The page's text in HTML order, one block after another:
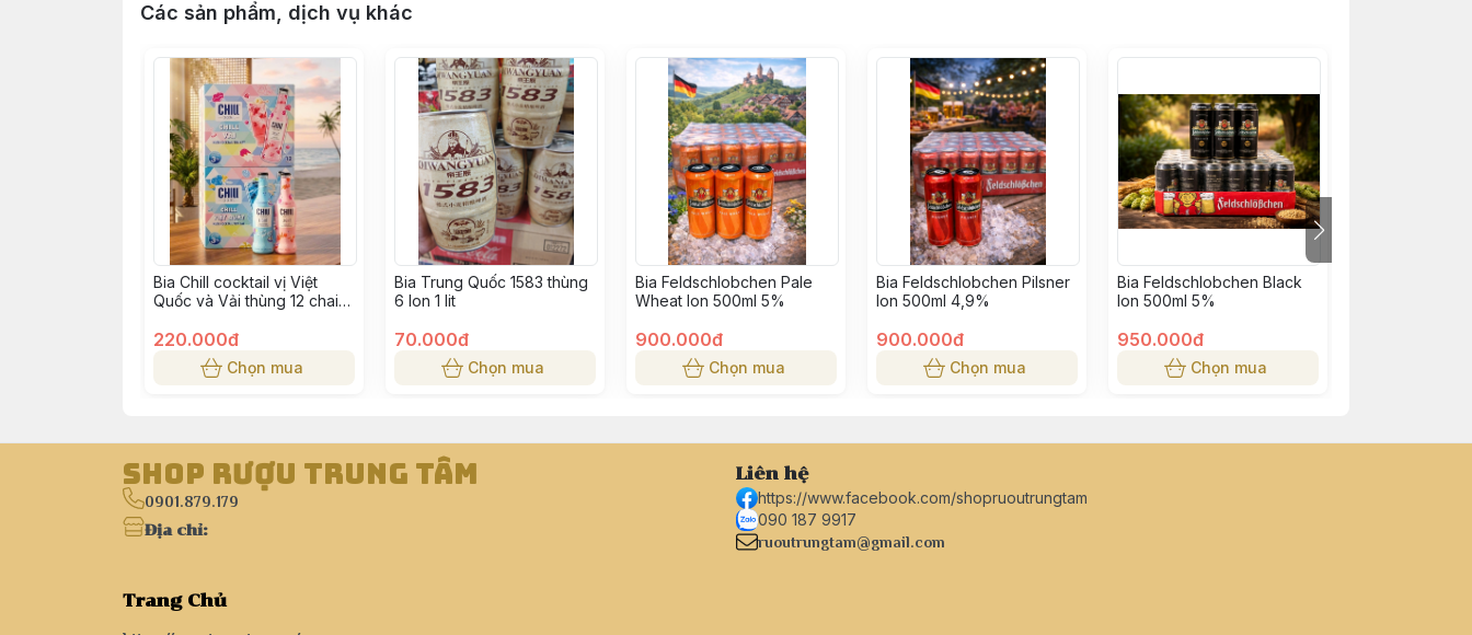
Các sản phẩm, dịch vụ khác
Bia Chill cocktail vị Việt
Quốc và Vải thùng 12 chai
220.000đ
Chọn mua
Bia Trung Quốc 1583 thùng
6 lon 1 lit
70.000đ
Chọn mua
Bia Feldschlobchen Pale
Wheat lon 500ml 5%
900.000đ
Chọn mua
Bia Feldschlobchen Pilsner
lon 500ml 4,9%
900.000đ
Chọn mua
Bia Feldschlobchen Black
lon 500ml 5%
950.000đ
Chọn mua
Shop Rượu Trung Tâm
0901.879.179
Địa chỉ:
Liên hệ
https://www.facebook.com/shopruoutrungtam
090 187 9917
ruoutrungtam@gmail.com
Trang Chủ